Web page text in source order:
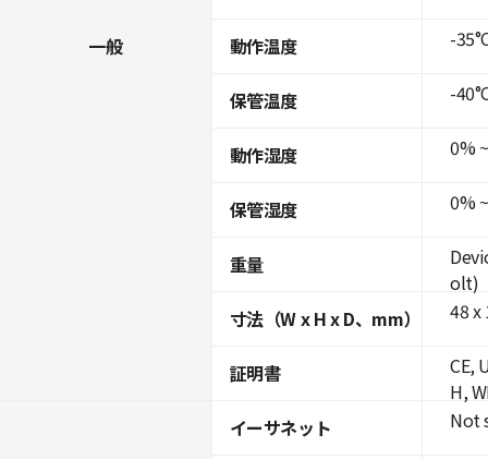
一般 動作温度
保管温度
動作湿度
保管湿度
重量
寸法（W x H x D、mm）
証明書
イーサネット
-
-
0%
0%
olt)
48 x
CE,
H,
Not